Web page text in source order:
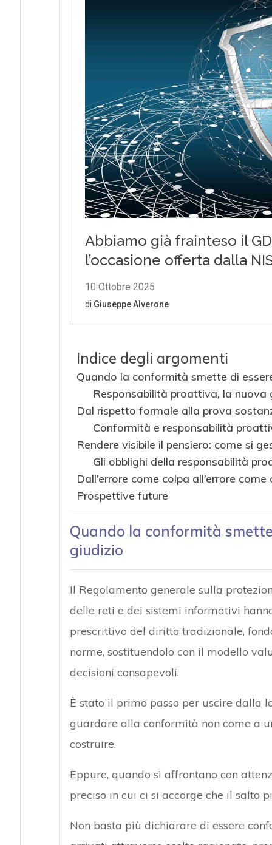
Indice degli argomenti
Quando la conformità smette di
Responsabilità proattiva, la
Dal rispetto formale alla prova
Conformità e responsabilità
Rendere visibile il pensiero: come si
Gli obblighi della responsabilità
Dall’errore come colpa all’errore come
Prospettive future
Quando la conformità
giudizio
Il Regolamento generale sulla
delle reti e dei sistemi informativi
prescrittivo del diritto tradizionale,
norme, sostituendolo con il modello
decisioni consapevoli.
È stato il primo passo per uscire dalla
guardare alla conformità non come a
costruire.
Eppure, quando si affrontano con
preciso in cui ci si accorge che il salto
Non basta più dichiarare di essere